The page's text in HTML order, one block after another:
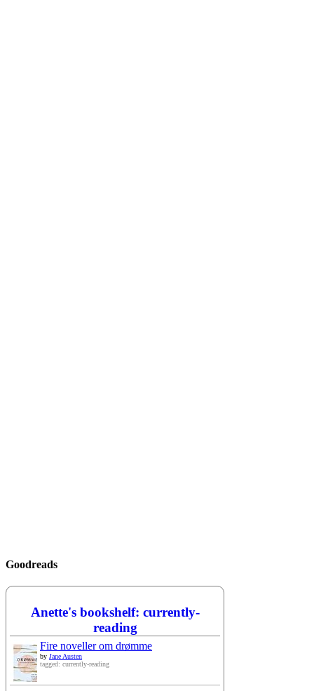
Goodreads
Anette's bookshelf: currently-
reading
Fire noveller om drømme
by Jane Austen
tagged: currently-reading